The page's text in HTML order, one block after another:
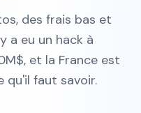
des frais bas et
a eu un hack à
et la France est
qu'il faut savoir.